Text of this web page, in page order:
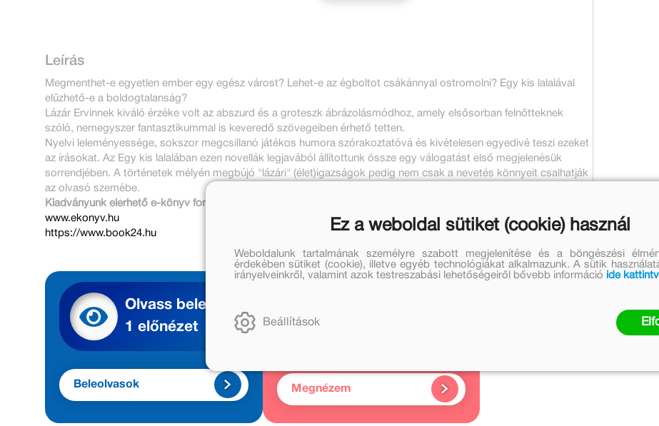
Leírás
Megmenthet-e egyetlen ember egy egész várost? Lehet-e az égboltot csákánnyal ostromolni? Egy kis lalalával
elűzhető-e a boldogtalanság?
Lázár Ervinnek kiváló érzéke volt az abszurd és a groteszk ábrázolásmódhoz, amely elsősorban felnőtteknek
szóló, nemegyszer fantasztikummal is keveredő szövegeiben érhető tetten.
Nyelvi leleményessége, sokszor megcsillanó játékos humora szórakoztatóvá és kivételesen egyedivé teszi ezeket
az írásokat. Az Egy kis lalalában ezen novellák legjavából állítottunk össze egy válogatást első megjelenésük
sorrendjében. A történetek mélyén megbújó "lázári" (élet)igazságok pedig nem csak a nevetés könnyeit csalhatják
az olvasó szemébe.
Kiadványunk elérhető e-könyv formában az alábbi oldalakon:
www.ekonyv.hu
https://www.book24.hu
Olvass bele
1 előnézet
Beleolvasok Megnézem
Ez a weboldal sütiket (cookie) használ
Weboldalunk tartalmának személyre szabott megjelenítése és a böngészési
érdekében sütiket (cookie), illetve egyéb technológiákat alkalmazunk. A sütik
irányelveinkről, valamint azok testreszabási lehetőségeiről bővebb információ ide
Beállítások